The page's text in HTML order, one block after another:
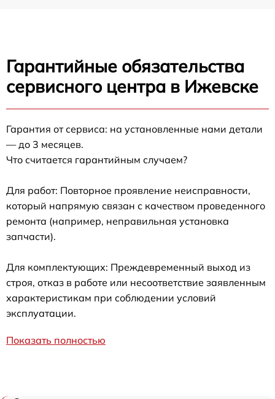
Гарантийные обязательства
сервисного центра в Ижевске
Гарантия от сервиса: на установленные нами детали
— до 3 месяцев.
Что считается гарантийным случаем?
Для работ: Повторное проявление неисправности,
который напрямую связан с качеством проведенного
ремонта (например, неправильная установка
запчасти).
Для комплектующих: Преждевременный выход из
строя, отказ в работе или несоответствие заявленным
характеристикам при соблюдении условий
эксплуатации.
Показать полностью